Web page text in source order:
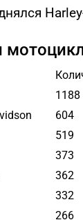
1188
604
519
373
362
332
266